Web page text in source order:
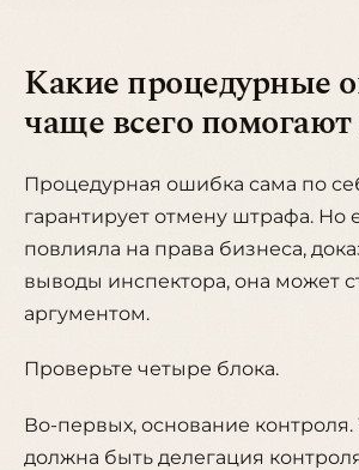
Какие процедурные
чаще всего
Процедурная ошибка сама по
гарантирует отмену штрафа. Но
повлияла на права бизнеса,
выводы инспектора, она может
аргументом.
Проверьте четыре блока.
Во-первых, основание контроля.
должна быть делегация